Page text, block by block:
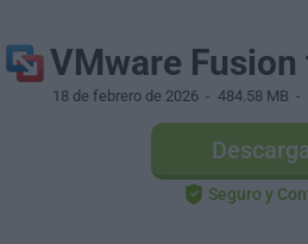
VMware
18 de febrero de 2026 - 484.58 MB -
Seguro y